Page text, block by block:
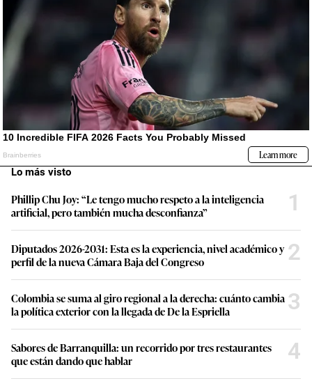
Lo más visto
Phillip Chu Joy: “Le tengo mucho respeto a la inteligencia
artificial, pero también mucha desconfianza”
1
Diputados 2026-2031: Esta es la experiencia, nivel académico y
perfil de la nueva Cámara Baja del Congreso
2
Colombia se suma al giro regional a la derecha: cuánto cambia
la política exterior con la llegada de De la Espriella
3
Sabores de Barranquilla: un recorrido por tres restaurantes
que están dando que hablar
4